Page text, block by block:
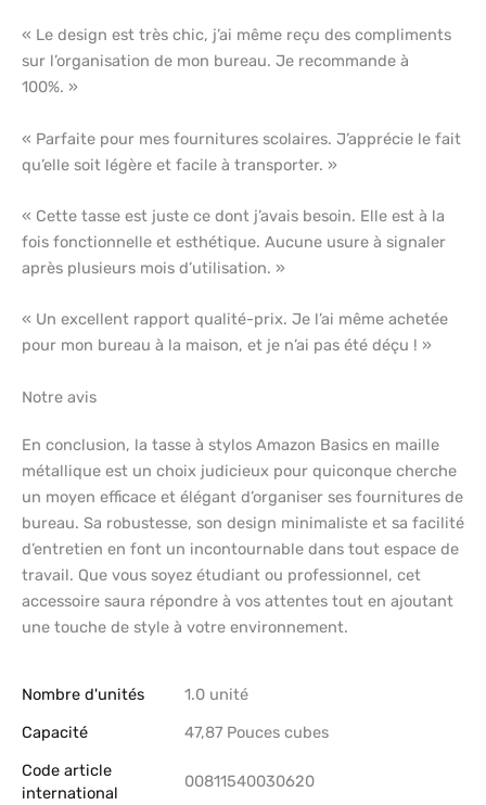
« Le design est très chic, j’ai même reçu des compliments
sur l’organisation de mon bureau. Je recommande à
100%. »
« Parfaite pour mes fournitures scolaires. J’apprécie le fait
qu’elle soit légère et facile à transporter. »
« Cette tasse est juste ce dont j’avais besoin. Elle est à la
fois fonctionnelle et esthétique. Aucune usure à signaler
après plusieurs mois d’utilisation. »
« Un excellent rapport qualité-prix. Je l’ai même achetée
pour mon bureau à la maison, et je n’ai pas été déçu ! »
Notre avis
En conclusion, la tasse à stylos Amazon Basics en maille
métallique est un choix judicieux pour quiconque cherche
un moyen efficace et élégant d’organiser ses fournitures de
bureau. Sa robustesse, son design minimaliste et sa facilité
d’entretien en font un incontournable dans tout espace de
travail. Que vous soyez étudiant ou professionnel, cet
accessoire saura répondre à vos attentes tout en ajoutant
une touche de style à votre environnement.
Nombre d'unités
‎1.0 unité
Capacité
‎47,87 Pouces cubes
Code article
international
‎00811540030620